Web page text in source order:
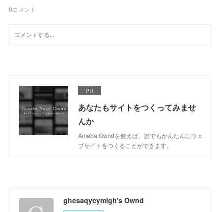
0コメント
PR
あなたもサイトをつくってみませ
んか
Ameba Owndを使えば、誰でもかんたんにウェ
ブサイトをつくることができます。
ghesaqycymigh's Ownd